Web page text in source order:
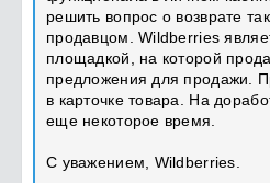
решить вопрос о возврате
продавцом. Wildberries
площадкой, на которой
предложения для продажи.
в карточке товара. На
еще некоторое время.
С уважением, Wildberries.